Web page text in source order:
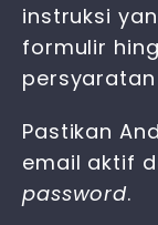
instruksi
formulir
Pastikan
email aktif
password.